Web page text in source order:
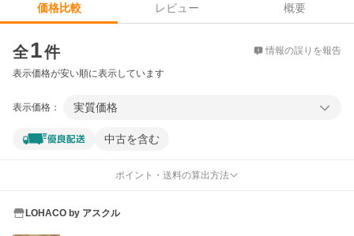
価格比較 レビュー
概要
全1件 情報の誤りを報告
表示価格が安い順に表示しています
表示価格： 実質価格
中古を含む
ポイント・送料の算出方法
LOHACO by アスクル